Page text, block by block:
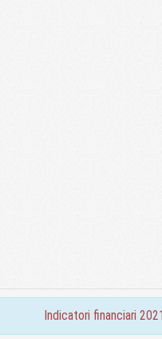
indicatori financiari